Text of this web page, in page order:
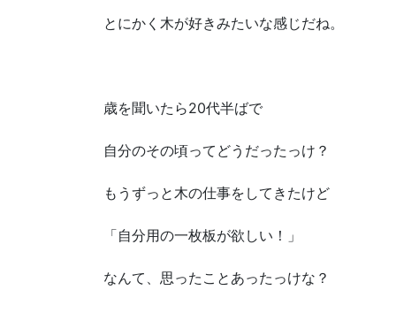
とにかく木が好きみたいな感じだね。
歳を聞いたら20代半ばで
自分のその頃ってどうだったっけ？
もうずっと木の仕事をしてきたけど
「自分用の一枚板が欲しい！」
なんて、思ったことあったっけな？